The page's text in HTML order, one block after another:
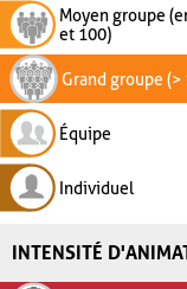
Moyen groupe
et 100)
Grand groupe (>
Équipe
Individuel
INTENSITÉ